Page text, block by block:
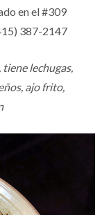
en el #309
387-2147
tiene lechugas,
ajo frito,